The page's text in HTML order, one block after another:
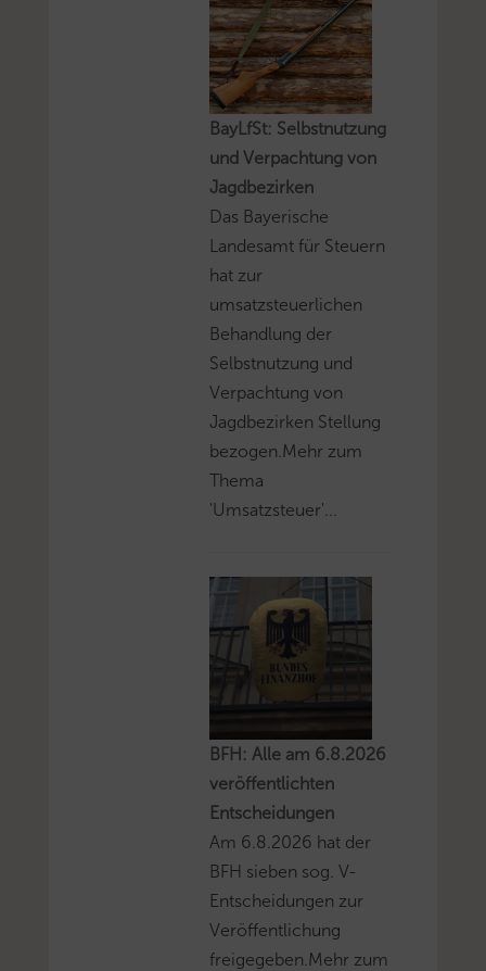
BayLfSt: Selbstnutzung
und Verpachtung von
Jagdbezirken
Das Bayerische
Landesamt für Steuern
hat zur
umsatzsteuerlichen
Behandlung der
Selbstnutzung und
Verpachtung von
Jagdbezirken Stellung
bezogen.Mehr zum
Thema
'Umsatzsteuer'...
BFH: Alle am 6.8.2026
veröffentlichten
Entscheidungen
Am 6.8.2026 hat der
BFH sieben sog. V-
Entscheidungen zur
Veröffentlichung
freigegeben.Mehr zum